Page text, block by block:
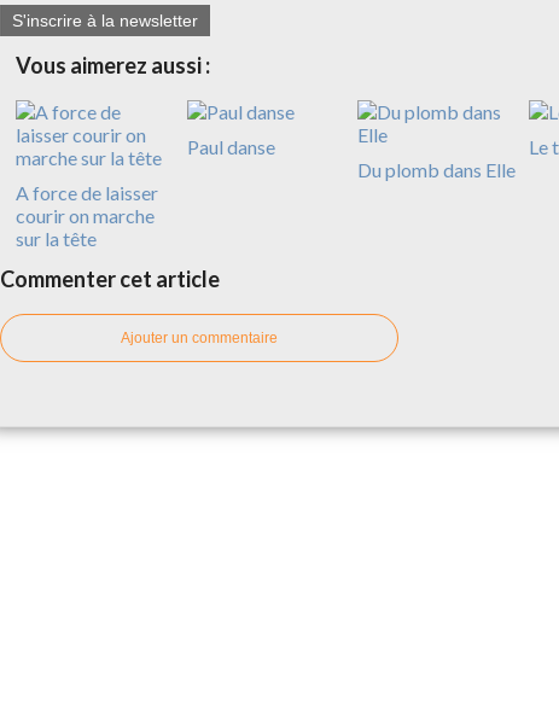
S'inscrire à la newsletter
Vous aimerez aussi :
A force de laisser
courir on marche
sur la tête
Paul danse
Du plomb dans Elle
Le
Commenter cet article
Ajouter un commentaire